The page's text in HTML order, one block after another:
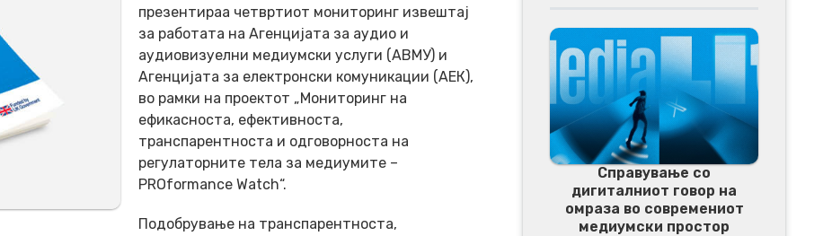
презентираа четвртиот мониторинг извештај
за работата на Агенцијата за аудио и
аудиовизуелни медиумски услуги (АВМУ) и
Агенцијата за електронски комуникации (АЕК),
во рамки на проектот „Мониторинг на
ефикасноста, ефективноста,
транспарентноста и одговорноста на
регулаторните тела за медиумите –
PROformance Watch“.
Подобрување на транспарентноста,
Справување со
дигиталниот говор на
омраза во современиот
медиумски простор